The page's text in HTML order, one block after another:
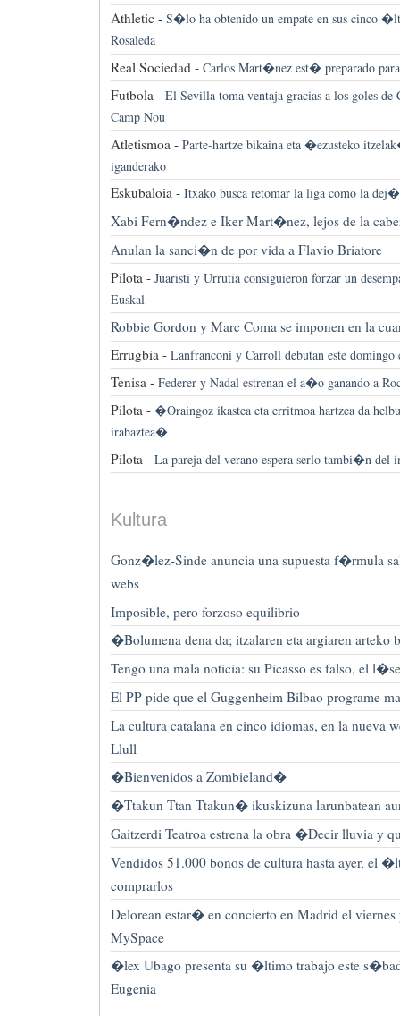
Athletic - S�lo ha obtenido un empate en sus cinco
Rosaleda
Real Sociedad - Carlos Mart�nez est� preparado
Futbola - El Sevilla toma ventaja gracias a los goles de
Camp Nou
Atletismoa - Parte-hartze bikaina eta �ezusteko
iganderako
Eskubaloia - Itxako busca retomar la liga como la
Xabi Fern�ndez e Iker Mart�nez, lejos de la
Anulan la sanci�n de por vida a Flavio Briatore
Pilota - Juaristi y Urrutia consiguieron forzar un
Euskal
Robbie Gordon y Marc Coma se imponen en la
Errugbia - Lanfranconi y Carroll debutan este domingo
Tenisa - Federer y Nadal estrenan el a�o ganando a
Pilota - �Oraingoz ikastea eta erritmoa hartzea da
irabaztea�
Pilota - La pareja del verano espera serlo tambi�n del
Kultura
Gonz�lez-Sinde anuncia una supuesta f�rmula
webs
Imposible, pero forzoso equilibrio
�Bolumena dena da; itzalaren eta argiaren
Tengo una mala noticia: su Picasso es falso, el
El PP pide que el Guggenheim Bilbao programe
La cultura catalana en cinco idiomas, en la nueva
Llull
�Bienvenidos a Zombieland�
�Ttakun Ttan Ttakun� ikuskizuna larunbatean
Gaitzerdi Teatroa estrena la obra �Decir lluvia y
Vendidos 51.000 bonos de cultura hasta ayer, el
comprarlos
Delorean estar� en concierto en Madrid el viernes
MySpace
�lex Ubago presenta su �ltimo trabajo este
Eugenia